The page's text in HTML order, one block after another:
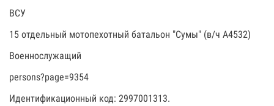
ВСУ
15 отдельный мотопехотный батальон "Сумы" (в/ч А4532)
Военнослужащий
persons?page=9354
Идентификационный код: 2997001313.